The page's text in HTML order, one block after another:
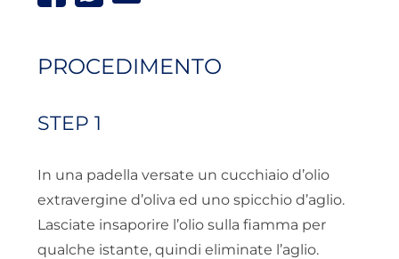
PROCEDIMENTO
STEP 1
In una padella versate un cucchiaio d’olio
extravergine d’oliva ed uno spicchio d’aglio.
Lasciate insaporire l’olio sulla fiamma per
qualche istante, quindi eliminate l’aglio.